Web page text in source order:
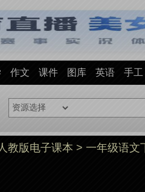
作文 课件 图库 英语 手工
教版电子课本 > 一年级语文